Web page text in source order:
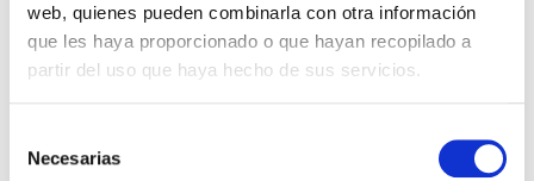
web, quienes pueden combinarla con otra información
que les haya proporcionado o que hayan recopilado a
partir del uso que haya hecho de sus servicios.
Necesarias